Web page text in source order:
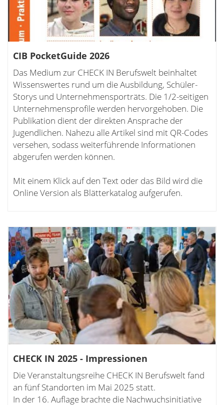
CIB PocketGuide 2026
Das Medium zur CHECK IN Berufswelt beinhaltet
Wissenswertes rund um die Ausbildung, Schüler-
Storys und Unternehmensporträts. Die 1/2-seitigen
Unternehmensprofile werden hervorgehoben. Die
Publikation dient der direkten Ansprache der
Jugendlichen. Nahezu alle Artikel sind mit QR-Codes
versehen, sodass weiterführende Informationen
abgerufen werden können.
Mit einem Klick auf den Text oder das Bild wird die
Online Version als Blätterkatalog aufgerufen.
CHECK IN 2025 - Impressionen
Die Veranstaltungsreihe CHECK IN Berufswelt fand
an fünf Standorten im Mai 2025 statt.
In der 16. Auflage brachte die Nachwuchsinitiative